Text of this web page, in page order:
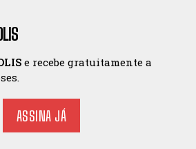
e recebe gratuitamente a
ASSINA JÁ